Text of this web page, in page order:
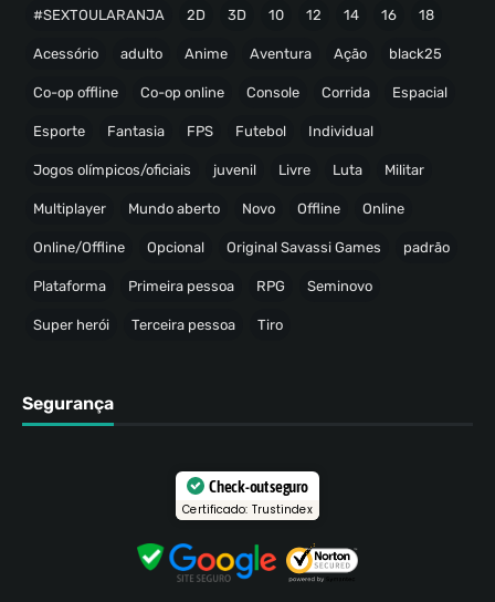
#SEXTOULARANJA 2D 3D 10 12 14 16 18
Acessório adulto Anime Aventura Ação black25
Co-op offline Co-op online Console Corrida Espacial
Esporte Fantasia FPS Futebol Individual
Jogos olímpicos/oficiais juvenil Livre Luta Militar
Multiplayer Mundo aberto Novo Offline Online
Online/Offline Opcional Original Savassi Games padrão
Plataforma Primeira pessoa RPG Seminovo
Super herói Terceira pessoa Tiro
Segurança
Check-out seguro
Certificado: Trustindex